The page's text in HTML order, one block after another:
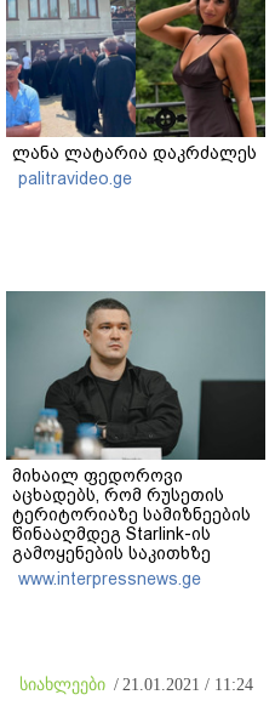
ლანა ლატარია დაკრძალეს
palitravideo.ge
მიხაილ ფედოროვი
აცხადებს, რომ რუსეთის
ტერიტორიაზე სამიზნეების
წინააღმდეგ Starlink-ის
გამოყენების საკითხზე
ილონ მასკთან
მოლაპარაკებებს
www.interpressnews.ge
სიახლეები / 21.01.2021 / 11:24